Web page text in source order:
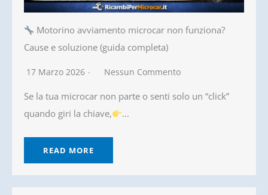
Motorino avviamento microcar non funziona?
Cause e soluzione (guida completa)
17 Marzo 2026 Nessun Commento
Se la tua microcar non parte o senti solo un “click”
quando giri la chiave,
...
READ MORE